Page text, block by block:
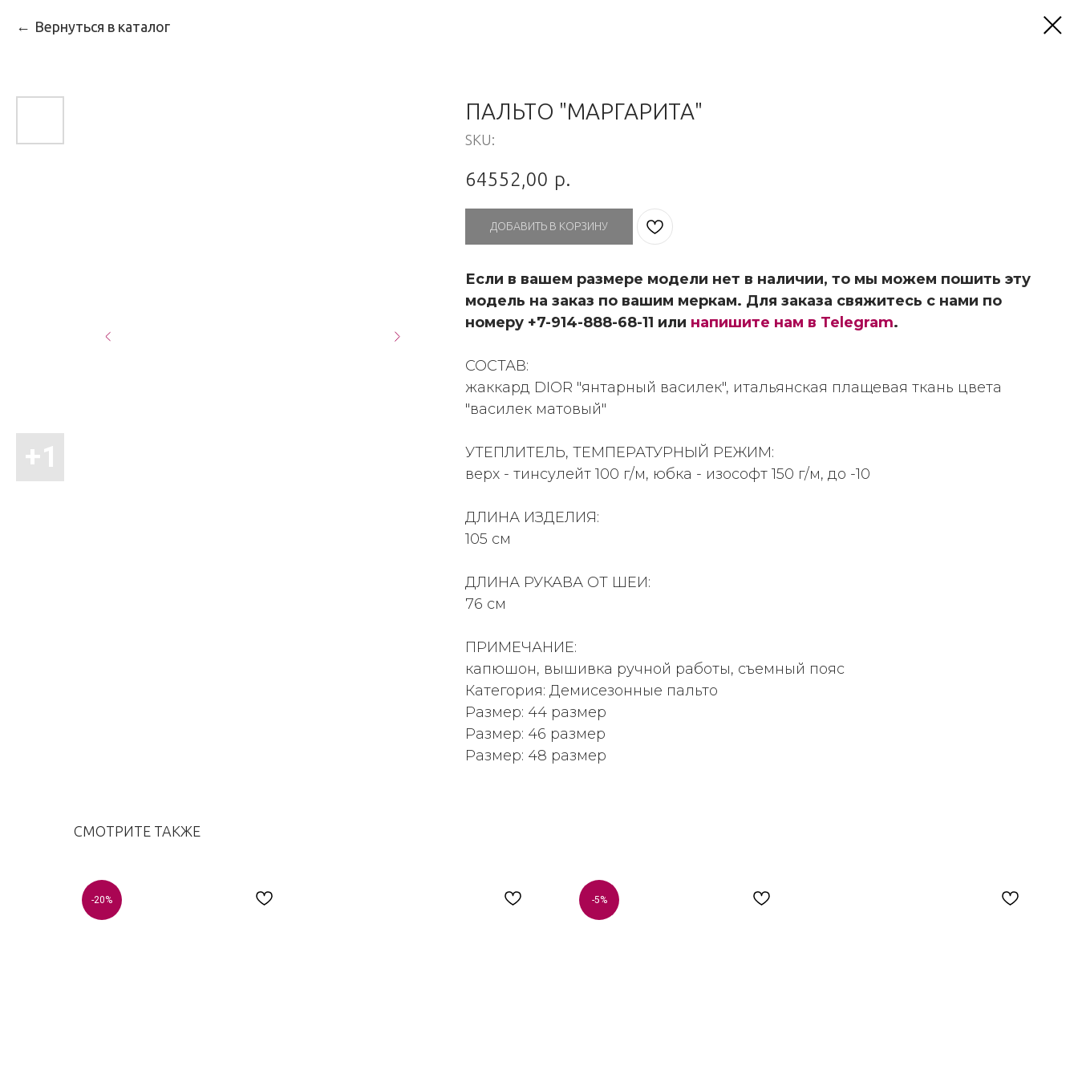
Вернуться в каталог
ПАЛЬТО "МАРГАРИТА"
SKU:
64552,00 р.
ДОБАВИТЬ В КОРЗИНУ
Если в вашем размере модели нет в наличии, то мы можем пошить эту
модель на заказ по вашим меркам. Для заказа свяжитесь с нами по
номеру +7-914-888-68-11 или напишите нам в Telegram.
СОСТАВ:
жаккард DIOR "янтарный василек", итальянская плащевая ткань цвета
"василек матовый"
УТЕПЛИТЕЛЬ, ТЕМПЕРАТУРНЫЙ РЕЖИМ:
верх - тинсулейт 100 г/м, юбка - изософт 150 г/м, до -10
ДЛИНА ИЗДЕЛИЯ:
105 см
ДЛИНА РУКАВА ОТ ШЕИ:
76 см
ПРИМЕЧАНИЕ:
капюшон, вышивка ручной работы, съемный пояс
Категория: Демисезонные пальто
Размер: 44 размер
Размер: 46 размер
Размер: 48 размер
СМОТРИТЕ ТАКЖЕ
-20% -5%